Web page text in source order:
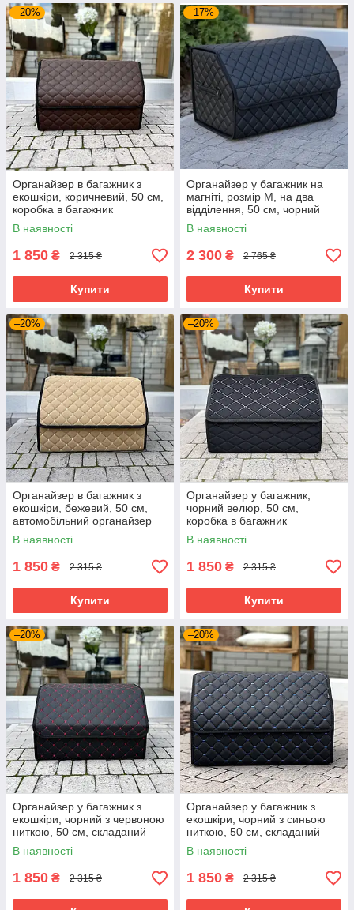
–20%
Органайзер в багажник з
екошкіри, коричневий, 50 см,
коробка в багажник
В наявності
1 850 ₴ 2 315 ₴
Купити
–17%
Органайзер у багажник на
магніті, розмір М, на два
відділення, 50 см, чорний
колір, сумка в машину
В наявності
2 300 ₴ 2 765 ₴
Купити
–20%
Органайзер в багажник з
екошкіри, бежевий, 50 см,
автомобільний органайзер
В наявності
1 850 ₴ 2 315 ₴
Купити
–20%
Органайзер у багажник,
чорний велюр, 50 см,
коробка в багажник
В наявності
1 850 ₴ 2 315 ₴
Купити
–20%
Органайзер у багажник з
екошкіри, чорний з червоною
ниткою, 50 см, складаний
органайзер у багажник
В наявності
1 850 ₴ 2 315 ₴
–20%
Органайзер у багажник з
екошкіри, чорний з синьою
ниткою, 50 см, складаний
органайзер у багажник
В наявності
1 850 ₴ 2 315 ₴